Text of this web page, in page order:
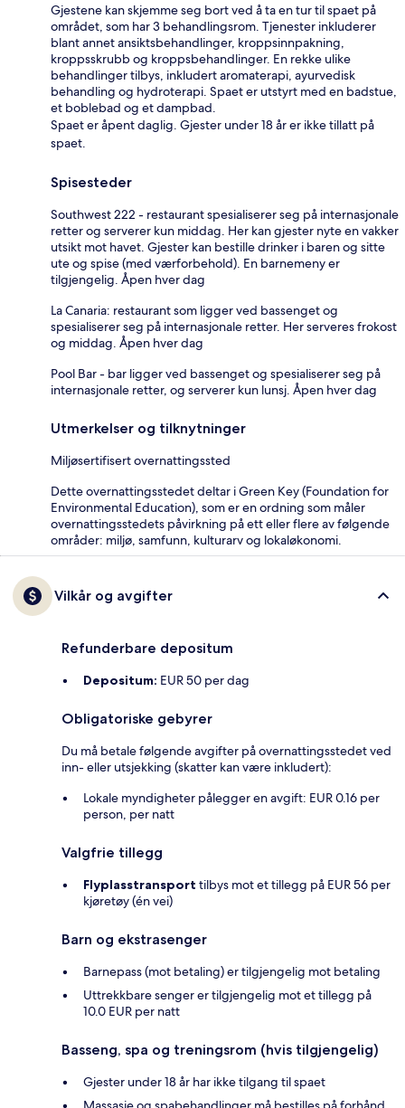
Gjestene kan skjemme seg bort ved å ta en tur til spaet på
området, som har 3 behandlingsrom. Tjenester inkluderer
blant annet ansiktsbehandlinger, kroppsinnpakning,
kroppsskrubb og kroppsbehandlinger. En rekke ulike
behandlinger tilbys, inkludert aromaterapi, ayurvedisk
behandling og hydroterapi. Spaet er utstyrt med en badstue,
et boblebad og et dampbad.
Spaet er åpent daglig. Gjester under 18 år er ikke tillatt på
spaet.
Spisesteder
Southwest 222 - restaurant spesialiserer seg på internasjonale
retter og serverer kun middag. Her kan gjester nyte en vakker
utsikt mot havet. Gjester kan bestille drinker i baren og sitte
ute og spise (med værforbehold). En barnemeny er
tilgjengelig. Åpen hver dag
La Canaria: restaurant som ligger ved bassenget og
spesialiserer seg på internasjonale retter. Her serveres frokost
og middag. Åpen hver dag
Pool Bar - bar ligger ved bassenget og spesialiserer seg på
internasjonale retter, og serverer kun lunsj. Åpen hver dag
Utmerkelser og tilknytninger
Miljøsertifisert overnattingssted
Dette overnattingsstedet deltar i Green Key (Foundation for
Environmental Education), som er en ordning som måler
overnattingsstedets påvirkning på ett eller flere av følgende
områder: miljø, samfunn, kulturarv og lokaløkonomi.
Vilkår og avgifter
Refunderbare depositum
Depositum: EUR 50 per dag
Obligatoriske gebyrer
Du må betale følgende avgifter på overnattingsstedet ved
inn- eller utsjekking (skatter kan være inkludert):
Lokale myndigheter pålegger en avgift: EUR 0.16 per
person, per natt
Valgfrie tillegg
Flyplasstransport tilbys mot et tillegg på EUR 56 per
kjøretøy (én vei)
Barn og ekstrasenger
Barnepass (mot betaling) er tilgjengelig mot betaling
Uttrekkbare senger er tilgjengelig mot et tillegg på
10.0 EUR per natt
Basseng, spa og treningsrom (hvis tilgjengelig)
Gjester under 18 år har ikke tilgang til spaet